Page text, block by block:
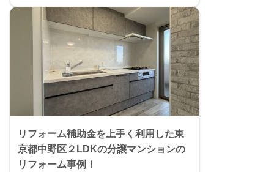
リフォーム補助金を上手く利用した東
京都中野区２LDKの分譲マンションの
リフォーム事例！